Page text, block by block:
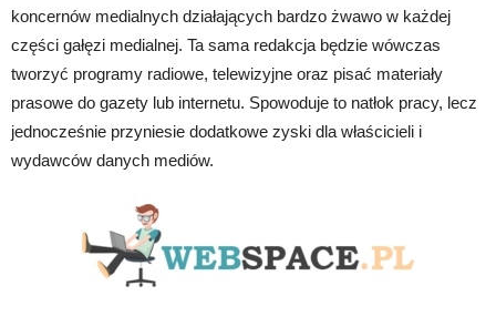
koncernów medialnych działających bardzo żwawo w każdej
części gałęzi medialnej. Ta sama redakcja będzie wówczas
tworzyć programy radiowe, telewizyjne oraz pisać materiały
prasowe do gazety lub internetu. Spowoduje to natłok pracy, lecz
jednocześnie przyniesie dodatkowe zyski dla właścicieli i
wydawców danych mediów.